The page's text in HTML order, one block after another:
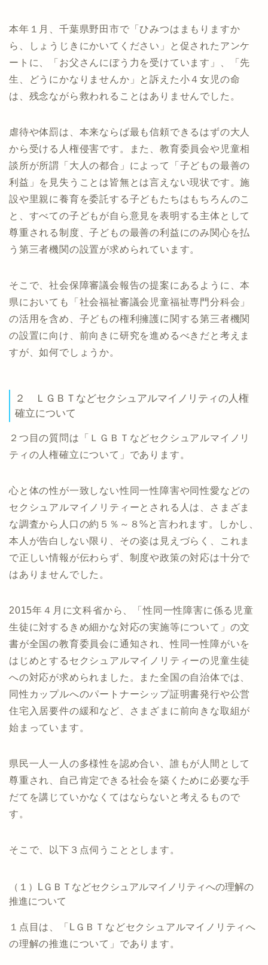
本年１月、千葉県野田市で「ひみつはまもりますか
ら、しょうじきにかいてください」と促されたアンケ
ートに、「お父さんにぼう力を受けています」、「先
生、どうにかなりませんか」と訴えた小４女児の命
は、残念ながら救われることはありませんでした。
虐待や体罰は、本来ならば最も信頼できるはずの大人
から受ける人権侵害です。また、教育委員会や児童相
談所が所謂「大人の都合」によって「子どもの最善の
利益」を見失うことは皆無とは言えない現状です。施
設や里親に養育を委託する子どもたちはもちろんのこ
と、すべての子どもが自ら意見を表明する主体として
尊重される制度、子どもの最善の利益にのみ関心を払
う第三者機関の設置が求められています。
そこで、社会保障審議会報告の提案にあるように、本
県においても「社会福祉審議会児童福祉専門分科会」
の活用を含め、子どもの権利擁護に関する第三者機関
の設置に向け、前向きに研究を進めるべきだと考えま
すが、如何でしょうか。
２ ＬＧＢＴなどセクシュアルマイノリティの人権
確立について
２つ目の質問は「ＬＧＢＴなどセクシュアルマイノリ
ティの人権確立について」であります。
心と体の性が一致しない性同一性障害や同性愛などの
セクシュアルマイノリティーとされる人は、さまざま
な調査から人口の約５％～８%と言われます。しかし、
本人が告白しない限り、その姿は見えづらく、これま
で正しい情報が伝わらず、制度や政策の対応は十分で
はありませんでした。
2015年４月に文科省から、「性同一性障害に係る児童
生徒に対するきめ細かな対応の実施等について」の文
書が全国の教育委員会に通知され、性同一性障がいを
はじめとするセクシュアルマイノリティーの児童生徒
への対応が求められました。また全国の自治体では、
同性カップルへのパートナーシップ証明書発行や公営
住宅入居要件の緩和など、さまざまに前向きな取組が
始まっています。
県民一人一人の多様性を認め合い、誰もが人間として
尊重され、自己肯定できる社会を築くために必要な手
だてを講じていかなくてはならないと考えるもので
す。
そこで、以下３点伺うこととします。
（１）LＧＢＴなどセクシュアルマイノリティへの理解の
推進について
１点目は、「LＧＢＴなどセクシュアルマイノリティへ
の理解の推進について」であります。